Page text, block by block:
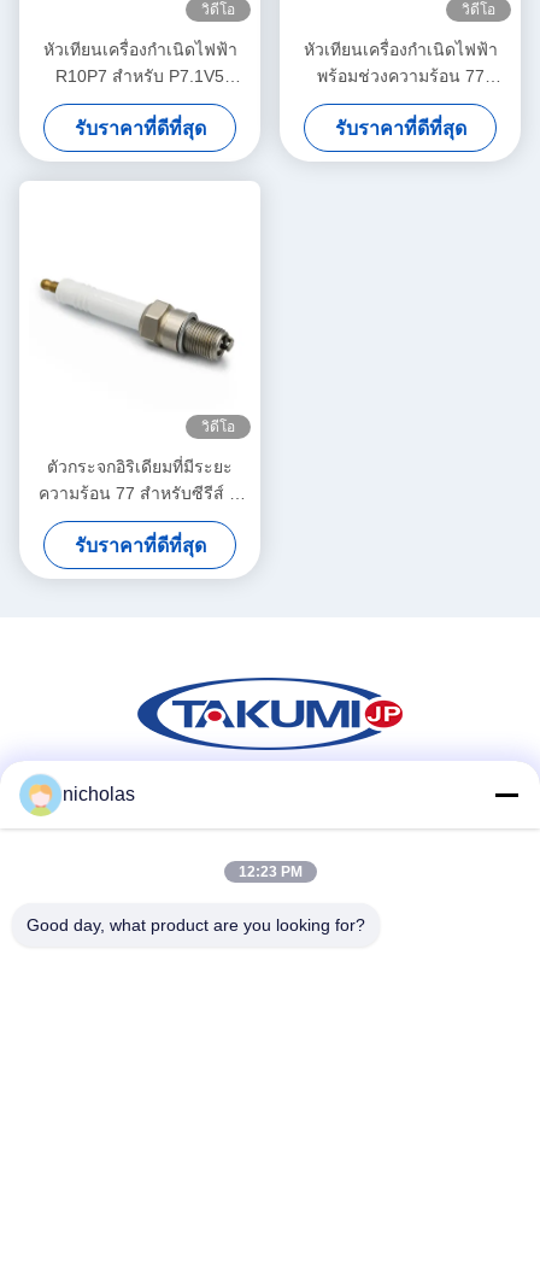
วิดีโอ
หัวเทียนเครื่องกำเนิดไฟฟ้า
R10P7 สำหรับ P7.1V5
351000 P71V6 382195
รับราคาที่ดีที่สุด
วิดีโอ
หัวเทียนเครื่องกำเนิดไฟฟ้า
พร้อมช่วงความร้อน 77
สำหรับเครื่องยนต์ J Series 2
และ 3 หมายเลข OEM
QSK60
รับราคาที่ดีที่สุด
วิดีโอ
ตัวกระจกอิริเดียมที่มีระยะ
ความร้อน 77 สําหรับซีรีส์ C
3500 และการออกแบบที่นั่ง
รับราคาที่ดีที่สุด
ติดต่อเร็ว
nicholas
12:23 PM
Good day, what product are you looking for?